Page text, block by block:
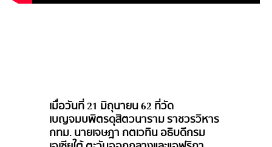
เมื่อวันที่ 21 มิถุนายน 62 ที่วัด
เบญจมบพิตรดุสิตวนาราม ราชวรวิหาร
กทม. นายเจษฎา กตเวทิน อธิบดีกรม